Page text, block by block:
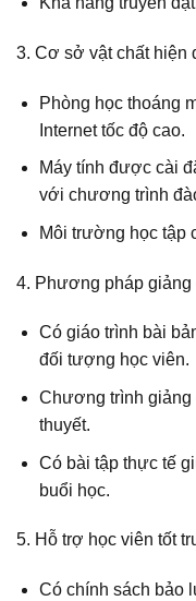
3. Cơ sở vật chất hiện
Phòng học thoáng
Internet tốc độ cao.
Máy tính được cài
với chương trình
Môi trường học tập
4. Phương pháp giảng
Có giáo trình bài
đối tượng học viên.
Chương trình
thuyết.
Có bài tập thực tế
buổi học.
5. Hỗ trợ học viên tốt
Có chính sách bảo